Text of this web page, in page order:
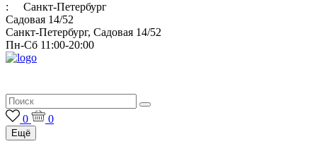
:
Санкт-Петербург
Садовая 14/52
Санкт-Петербург, Садовая 14/52
Пн-Сб 11:00-20:00
0 0
Ещё